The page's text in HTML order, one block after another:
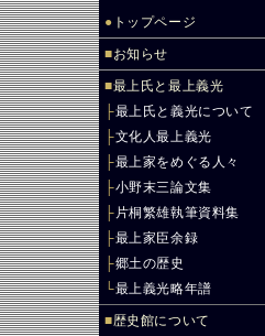
● トップページ
■お知らせ
■最上氏と最上義光
├最上氏と義光について
├文化人最上義光
├最上家をめぐる人々
├小野末三論文集
├ 片桐繁雄執筆資料集
├最上家臣余録
├郷土の歴史
└最上義光略年譜
■歴史館について